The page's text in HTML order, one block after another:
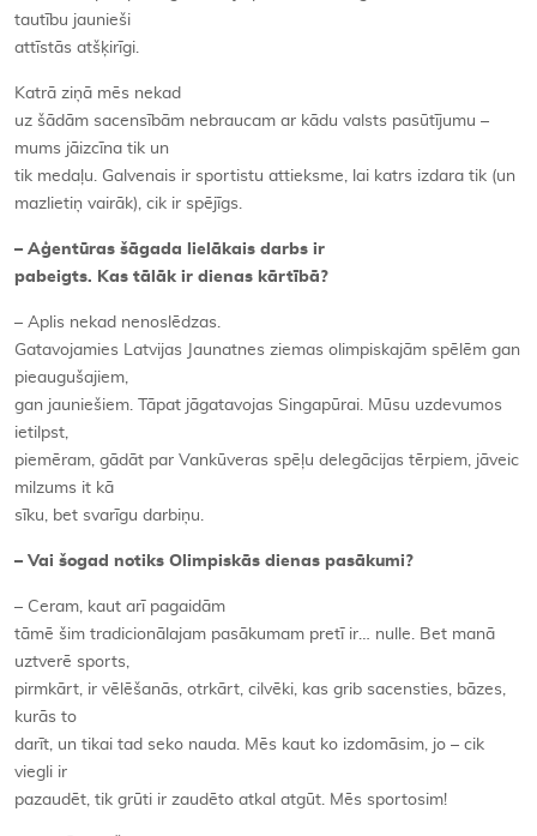
tautību jaunieši
attīstās atšķirīgi.
Katrā ziņā mēs nekad
uz šādām sacensībām nebraucam ar kādu valsts pasūtījumu –
mums jāizcīna tik un
tik medaļu. Galvenais ir sportistu attieksme, lai katrs izdara tik (un
mazlietiņ vairāk), cik ir spējīgs.
– Aģentūras šāgada lielākais darbs ir
pabeigts. Kas tālāk ir dienas kārtībā?
– Aplis nekad nenoslēdzas.
Gatavojamies Latvijas Jaunatnes ziemas olimpiskajām spēlēm gan
pieaugušajiem,
gan jauniešiem. Tāpat jāgatavojas Singapūrai. Mūsu uzdevumos
ietilpst,
piemēram, gādāt par Vankūveras spēļu delegācijas tērpiem, jāveic
milzums it kā
sīku, bet svarīgu darbiņu.
– Vai šogad notiks Olimpiskās dienas pasākumi?
– Ceram, kaut arī pagaidām
tāmē šim tradicionālajam pasākumam pretī ir… nulle. Bet manā
uztverē sports,
pirmkārt, ir vēlēšanās, otrkārt, cilvēki, kas grib sacensties, bāzes,
kurās to
darīt, un tikai tad seko nauda. Mēs kaut ko izdomāsim, jo – cik
viegli ir
pazaudēt, tik grūti ir zaudēto atkal atgūt. Mēs sportosim!